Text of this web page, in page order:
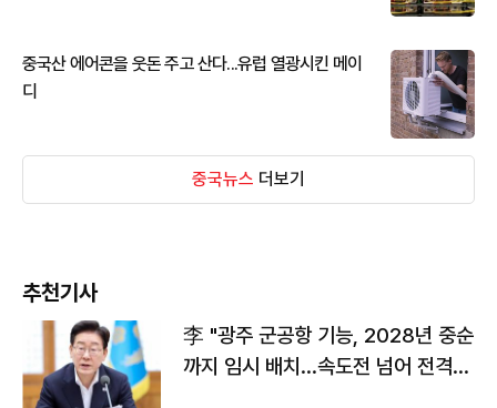
중국산 에어콘을 웃돈 주고 산다...유럽 열광시킨 메이
디
중국뉴스 더보기
추천기사
李 "광주 군공항 기능, 2028년 중순
까지 임시 배치…속도전 넘어 전격